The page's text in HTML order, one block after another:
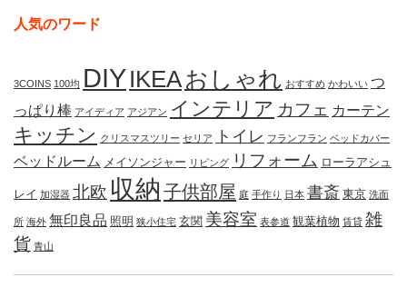
人気のワード
3COINS 100均 DIYIKEAおしゃれ おすすめ かわいい つ
っぱり棒 アイディア アジアン インテリア カフェ カーテン
キッチン クリスマスツリー セリア トイレ フランフラン ベッドカバー
ベッドルーム メイソンジャー リビング リフォーム ローラアシュ
レイ 加湿器 北欧 収納 子供部屋 庭 手作り 日本 書斎 東京 洗面
所 海外 無印良品 照明 狭小住宅 玄関 美容室 表参道 観葉植物 賃貸 雑
貨 青山